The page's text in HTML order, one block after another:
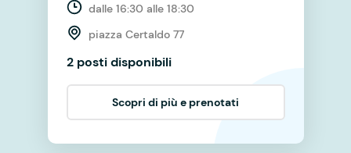
dalle 16:30 alle 18:30
piazza Certaldo 77
2 posti disponibili
Scopri di più e prenotati